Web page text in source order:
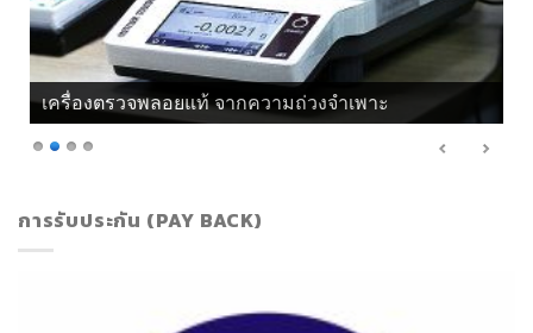
เครื่องตรวจพลอยแท้ จากแสงโพลาไรซ์
การรับประกัน (PAY BACK)